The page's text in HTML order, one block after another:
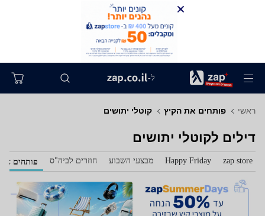
ל-
ראשי פותחים את הקיץ קוטלי יתושים
דילים לקוטלי יתושים
zap store
Happy Friday מבצעי השבוע חוזרים לביה"ס פותחים